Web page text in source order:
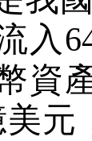
入
資
美